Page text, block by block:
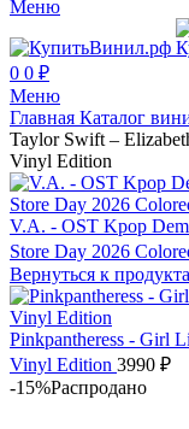
Меню
0 0 ₽
Меню
Главная Каталог
Taylor Swift –
Vinyl Edition
V.A. - OST Kpop
Store Day 2026
Вернуться к
Pinkpantheress - Girl
Vinyl Edition 3990 ₽
-15%Распродано